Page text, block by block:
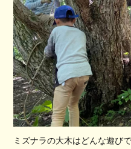
ミズナラの大木はどんな遊び